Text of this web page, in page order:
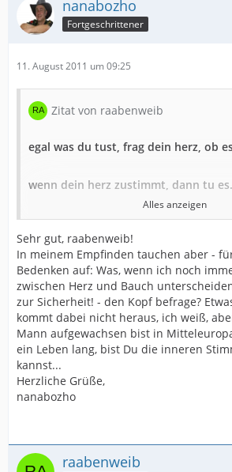
nanabozho
Fortgeschrittener
11. August 2011 um 09:25
Zitat von raabenweib
egal was du tust, frag dein herz, ob
wenn dein herz zustimmt, dann tu es.
es ist nur eine kurze zwiesprache
aber sie taucht alles in ein anderes
[Blockierte Grafik:
http://u.jimdo.com/www32/o/
31287451e123f0c/1312615782/std/
Alles anzeigen
Sehr gut, raabenweib!
In meinem Empfinden tauchen aber -
Bedenken auf: Was, wenn ich noch
zwischen Herz und Bauch
zur Sicherheit! - den Kopf befrage?
kommt dabei nicht heraus, ich weiß,
Mann aufgewachsen bist in
ein Leben lang, bist Du die inneren
kannst...
Herzliche Grüße,
nanabozho
raabenweib